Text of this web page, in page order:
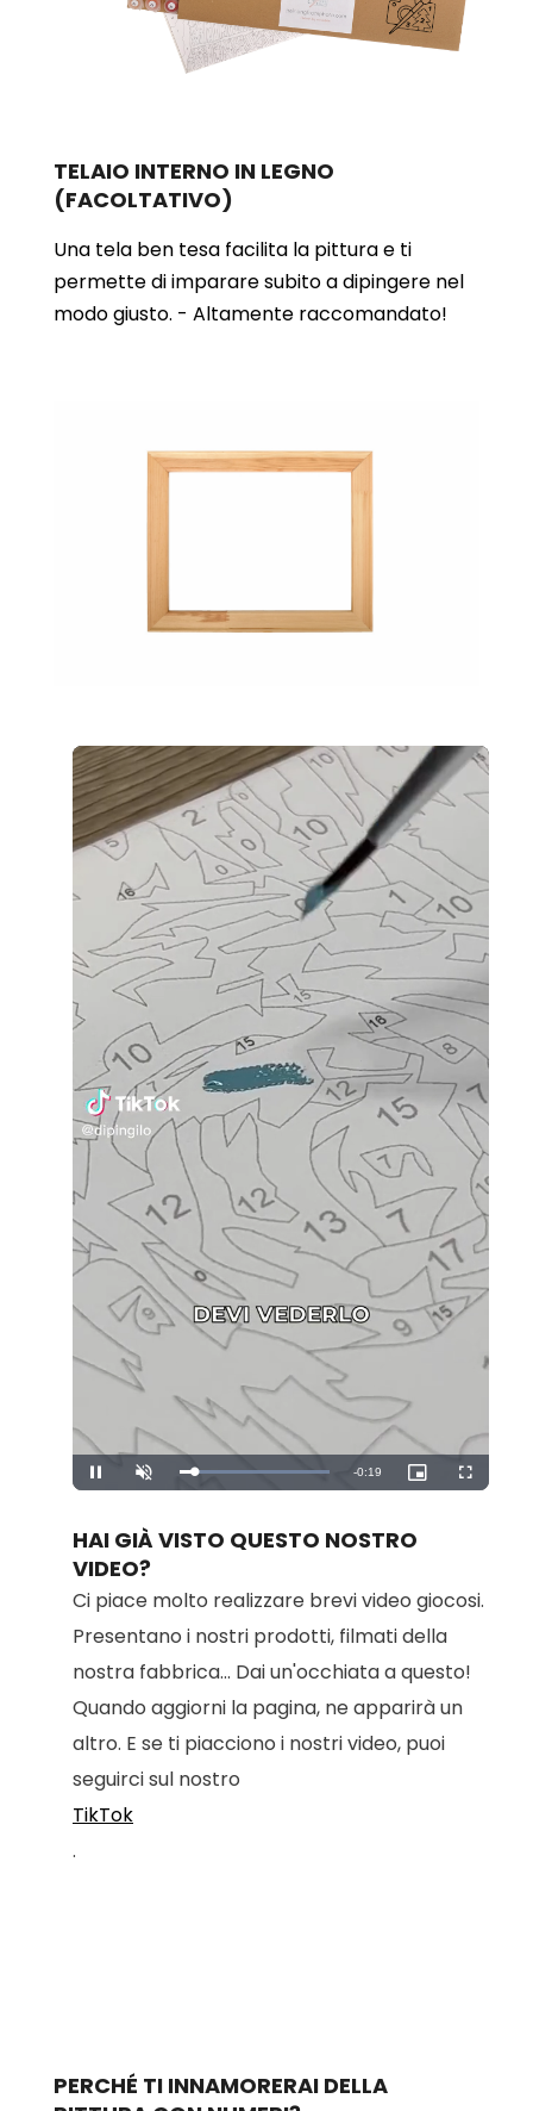
TELAIO INTERNO IN LEGNO
(FACOLTATIVO)
Una tela ben tesa facilita la pittura e ti
permette di imparare subito a dipingere nel
modo giusto. - Altamente raccomandato!
Pause Unmute Loaded:
Remaining
-0:19
Picture-
in-
Fullscreen
HAI GIÀ VISTO QUESTO NOSTRO
VIDEO?
Ci piace molto realizzare brevi video giocosi.
Presentano i nostri prodotti, filmati della
nostra fabbrica... Dai un'occhiata a questo!
Quando aggiorni la pagina, ne apparirà un
altro. E se ti piacciono i nostri video, puoi
seguirci sul nostro
TikTok
.
PERCHÉ TI INNAMORERAI DELLA